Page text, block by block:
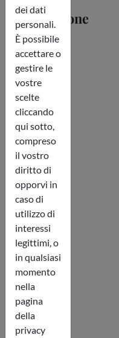
cancellazione
Biglietti non
cancellabili.
Dove si
trova
SS16, 48125 S
avio RA Savio
dei dati
personali.
È possibile
accettare o
gestire le
vostre
scelte
cliccando
qui sotto,
compreso
il vostro
diritto di
opporvi in
caso di
utilizzo di
interessi
legittimi, o
in qualsiasi
momento
nella
pagina
della
privacy